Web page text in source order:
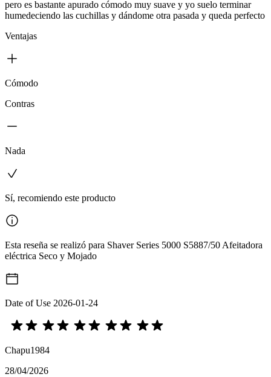
pero es bastante apurado cómodo muy suave y yo suelo terminar
humedeciendo las cuchillas y dándome otra pasada y queda perfecto
Ventajas
Cómodo
Contras
Nada
Sí, recomiendo este producto
Esta reseña se realizó para Shaver Series 5000 S5887/50 Afeitadora
eléctrica Seco y Mojado
Date of Use 2026-01-24
Chapu1984
28/04/2026